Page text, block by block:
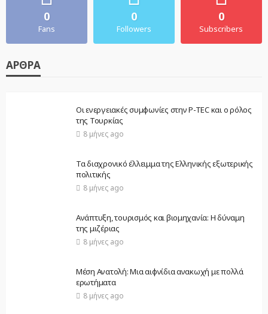
0
Fans
0
Followers
0
Subscribers
ΆΡΘΡΑ
Οι ενεργειακές συμφωνίες στην P-TEC και ο ρόλος
της Τουρκίας
8 μήνες ago
Τα διαχρονικό έλλειμμα της Ελληνικής εξωτερικής
πολιτικής
8 μήνες ago
Ανάπτυξη, τουρισμός και βιομηχανία: Η δύναμη
της μιζέριας
8 μήνες ago
Μέση Ανατολή: Μια αιφνίδια ανακωχή με πολλά
ερωτήματα
8 μήνες ago